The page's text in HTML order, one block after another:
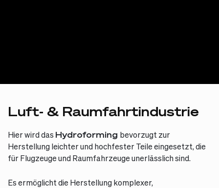
Luft- & Raumfahrtindustrie
Hier wird das Hydroforming bevorzugt zur
Herstellung leichter und hochfester Teile eingesetzt, die
für Flugzeuge und Raumfahrzeuge unerlässlich sind.
Es ermöglicht die Herstellung komplexer,